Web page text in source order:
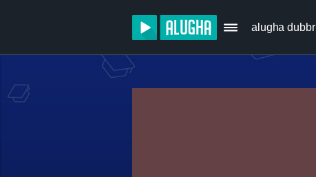
alugha dubbr